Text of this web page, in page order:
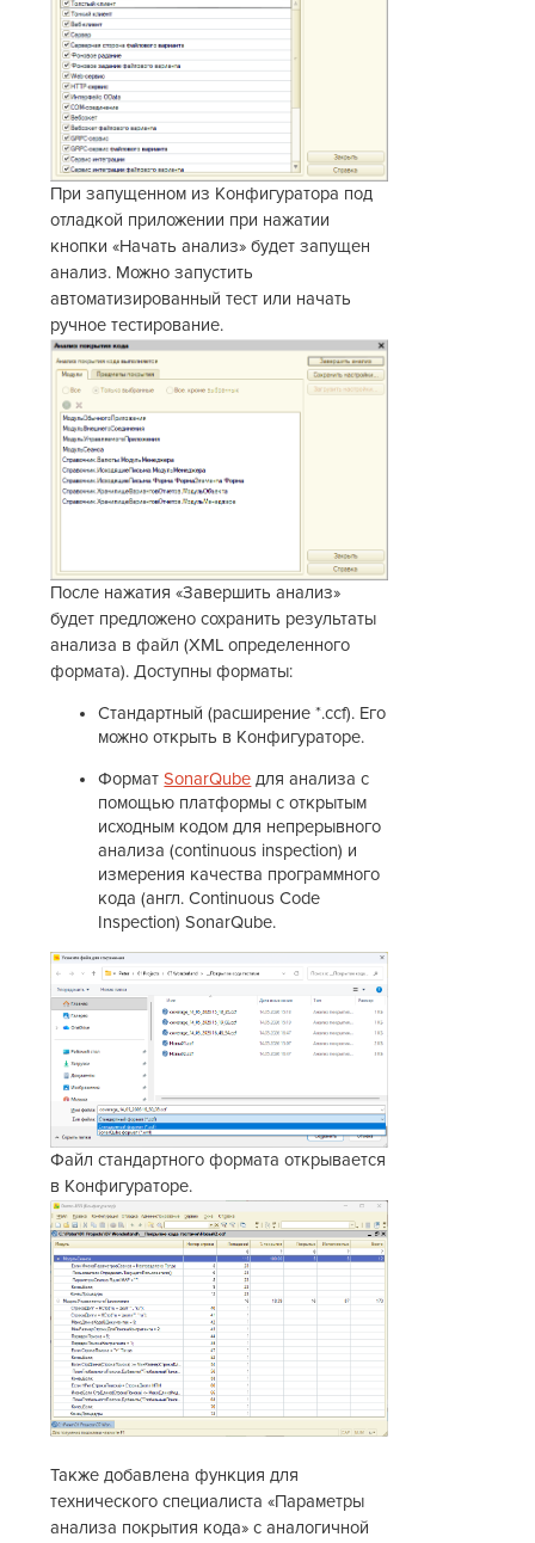
При запущенном из Конфигуратора под
отладкой приложении при нажатии
кнопки «Начать анализ» будет запущен
анализ. Можно запустить
автоматизированный тест или начать
ручное тестирование.
После нажатия «Завершить анализ»
будет предложено сохранить результаты
анализа в файл (XML определенного
формата). Доступны форматы:
Стандартный (расширение *.ccf). Его
можно открыть в Конфигураторе.
ФорматSonarQube для анализа с
помощью платформы с открытым
исходным кодом для непрерывного
анализа (continuous inspection) и
измерения качества программного
кода (англ. Continuous Code
Inspection) SonarQube.
Файл стандартного формата открывается
в Конфигураторе.
Также добавлена функция для
технического специалиста «Параметры
анализа покрытия кода» с аналогичной